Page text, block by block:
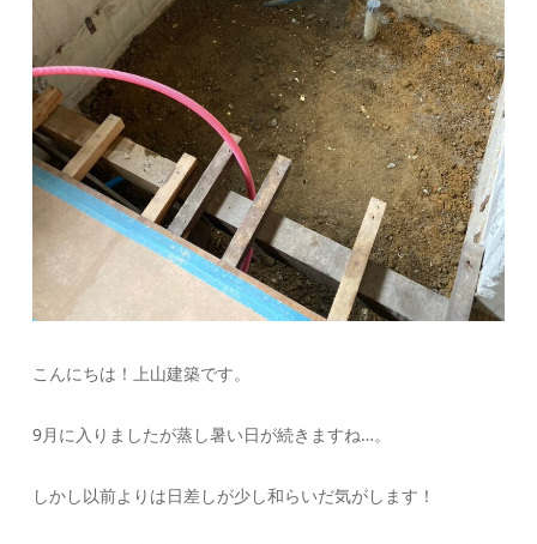
こんにちは！上山建築です。
9月に入りましたが蒸し暑い日が続きますね…。
しかし以前よりは日差しが少し和らいだ気がします！